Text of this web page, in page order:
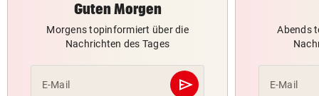
Guten Morgen
Morgens topinformiert über die
Nachrichten des Tages
E-Mail send
Abschicken
Abends
E-Mail